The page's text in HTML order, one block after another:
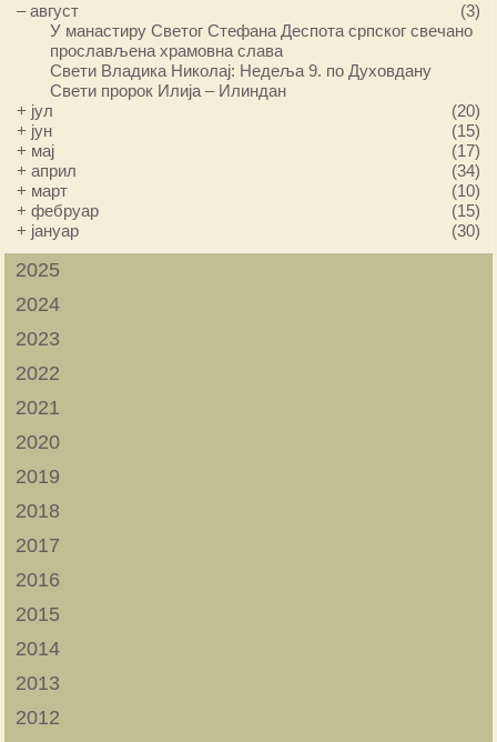
–август
(3)
У манастиру Светог Стефана Деспота српског свечано
прослављена храмовна слава
Свети Владика Николај: Недеља 9. по Духовдану
Свети пророк Илија – Илиндан
+ јул
(20)
+ јун
(15)
+ мај
(17)
+април
(34)
+ март
(10)
+фебруар
(15)
+ јануар (30)
2025
2024
2023
2022
2021
2020
2019
2018
2017
2016
2015
2014
2013
2012